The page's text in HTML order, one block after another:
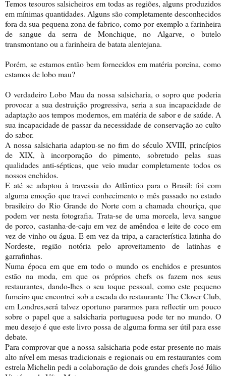
Temos tesouros salsicheiros em todas as regiões, alguns produzidos
em mínimas quantidades. Alguns são completamente desconhecidos
fora da sua pequena zona de fabrico, como por exemplo a farinheira
de sangue da serra de Monchique, no Algarve, o butelo
transmontano ou a farinheira de batata alentejana.
Porém, se estamos então bem fornecidos em matéria porcina, como
estamos de lobo mau?
O verdadeiro Lobo Mau da nossa salsicharia, o sopro que poderia
provocar a sua destruição progressiva, seria a sua incapacidade de
adaptação aos tempos modernos, em matéria de sabor e de saúde. A
sua incapacidade de passar da necessidade de conservação ao culto
do sabor.
A nossa salsicharia adaptou-se no fim do século XVIII, princípios
de XIX, à incorporação do pimento, sobretudo pelas suas
qualidades anti-sépticas, que veio mudar completamente todos os
nossos enchidos.
E até se adaptou à travessia do Atlântico para o Brasil: foi com
alguma emoção que travei conhecimento o mês passado no estado
brasileiro do Rio Grande do Norte com a chamada chouriça, que
podem ver nesta fotografia. Trata-se de uma morcela, leva sangue
de porco, castanha-de-caju em vez de amêndoa e leite de coco em
vez de vinho ou água. E em vez da tripa, a característica latinha do
Nordeste, região notória pelo aproveitamento de latinhas e
garrafinhas.
Numa época em que em todo o mundo os enchidos e presuntos
estão na moda, em que os próprios chefs os fazem nos seus
restaurantes, dando-lhes o seu toque pessoal, como este pequeno
fumeiro que encontrei sob a escada do restaurante The Clover Club,
em Londres,será talvez oportuno pararmos para reflectir um pouco
sobre o papel que a salsicharia portuguesa pode ter no mundo. O
meu desejo é que este livro possa de alguma forma ser útil para esse
debate.
Para comprovar que a nossa salsicharia pode estar presente no mais
alto nível em mesas tradicionais e regionais ou em restaurantes com
estrela Michelin pedi a colaboração de dois grandes chefs José Júlio